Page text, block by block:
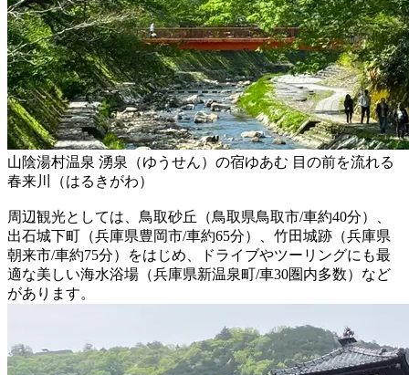
山陰湯村温泉 湧泉（ゆうせん）の宿ゆあむ 目の前を流れる
春来川（はるきがわ）
周辺観光としては、鳥取砂丘（鳥取県鳥取市/車約40分）、
出石城下町（兵庫県豊岡市/車約65分）、竹田城跡（兵庫県
朝来市/車約75分）をはじめ、ドライブやツーリングにも最
適な美しい海水浴場（兵庫県新温泉町/車30圏内多数）など
があります。